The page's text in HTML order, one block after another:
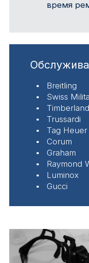
время
Breitling
Swiss
Timberland
Trussardi
Tag Heuer
Corum
Graham
Raymond
Luminox
Gucci